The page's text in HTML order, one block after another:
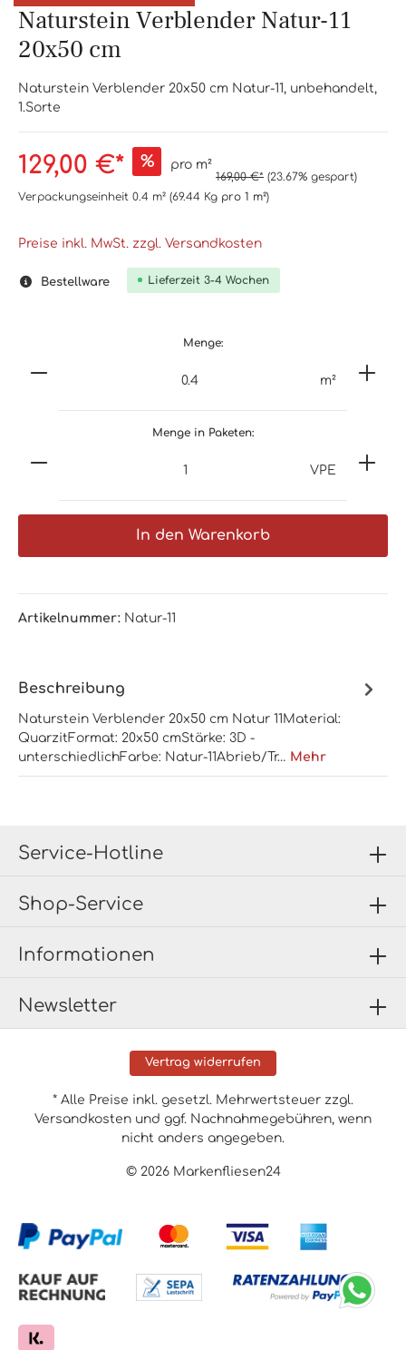
Naturstein Verblender Natur-11
20x50 cm
Naturstein Verblender 20x50 cm Natur-11, unbehandelt,
1.Sorte
129,00 €* % pro m²
169,00 €* (23.67% gespart)
Verpackungseinheit 0.4 m² (69.44 Kg pro 1 m²)
Preise inkl. MwSt. zzgl. Versandkosten
Bestellware Lieferzeit 3-4 Wochen
Menge:
m²
Menge in Paketen:
VPE
In den Warenkorb
Artikelnummer: Natur-11
Beschreibung
Naturstein Verblender 20x50 cm Natur 11Material:
QuarzitFormat: 20x50 cmStärke: 3D -
unterschiedlichFarbe: Natur-11Abrieb/Tr… Mehr
Newsletter
Service-Hotline
Shop-Service
Informationen
Vertrag widerrufen
© 2026 Markenfliesen24
* Alle Preise inkl. gesetzl. Mehrwertsteuer zzgl.
Versandkosten und ggf. Nachnahmegebühren, wenn
nicht anders angegeben.